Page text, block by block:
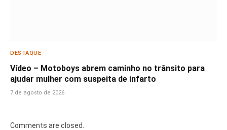
DESTAQUE
Vídeo – Motoboys abrem caminho no trânsito para
ajudar mulher com suspeita de infarto
7 de agosto de 2026
Comments are closed.